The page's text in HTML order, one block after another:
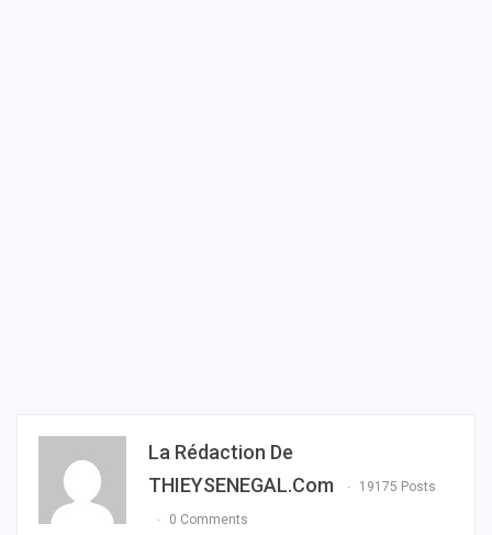
La Rédaction De
THIEYSENEGAL.com
19175 Posts
0 Comments